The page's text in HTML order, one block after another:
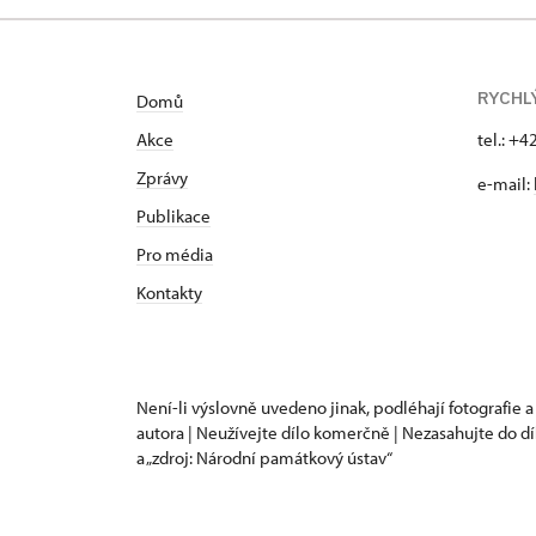
se
Karla,
víru a
Karla,
na
Za
na
velké
Domů
Akce
Zprávy
Publikace
Pro média
Kontakty
tel.:
e-mail:
Není-li výslovně uvedeno jinak, podléhají fotografie
autora | Neužívejte dílo komerčně | Nezasahujte do
a „zdroj: Národní památkový ústav“